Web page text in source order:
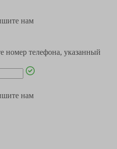
нам
номер телефона, указанный
нам